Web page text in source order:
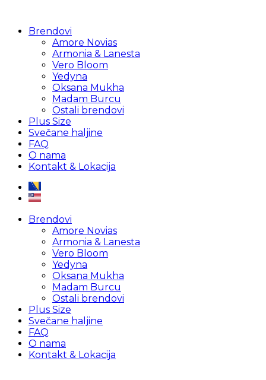
Brendovi
Amore Novias
Armonia & Lanesta
Vero Bloom
Yedyna
Oksana Mukha
Madam Burcu
Ostali brendovi
Plus Size
Svečane haljine
FAQ
O nama
Kontakt & Lokacija
Brendovi
Amore Novias
Armonia & Lanesta
Vero Bloom
Yedyna
Oksana Mukha
Madam Burcu
Ostali brendovi
Plus Size
Svečane haljine
FAQ
O nama
Kontakt & Lokacija